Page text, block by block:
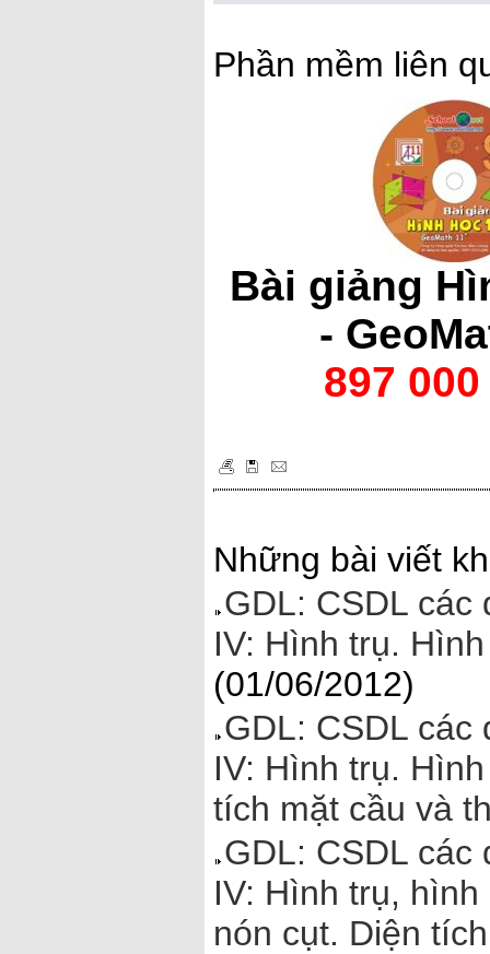
Phần mềm liên
Bài giảng
-
897
Những bài viết
GDL: CSDL
IV: Hình trụ.
(01/06/2012)
GDL: CSDL
IV: Hình trụ.
tích mặt cầu và
GDL: CSDL
IV: Hình trụ,
nón cụt. Diện